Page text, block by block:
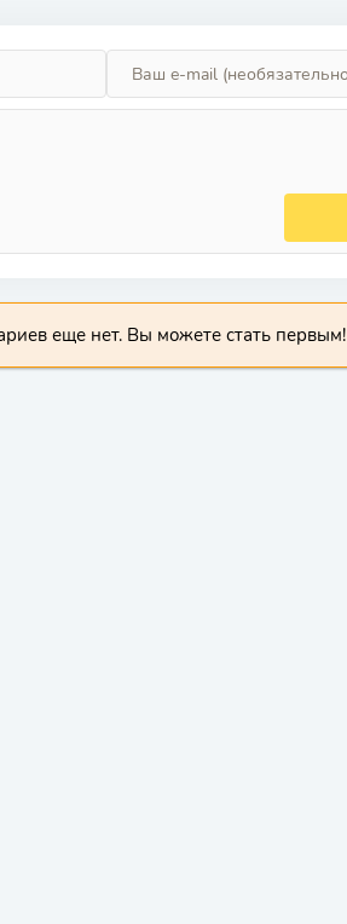
еще нет. Вы можете стать первым!